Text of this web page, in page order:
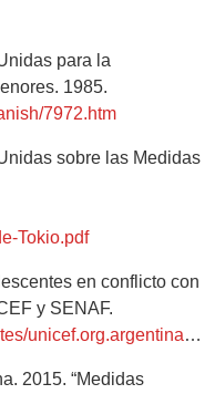
para la
1985.
7972.htm
sobre las Medidas
Tokio.pdf
en conflicto con
y SENAF.
2015. “Medidas